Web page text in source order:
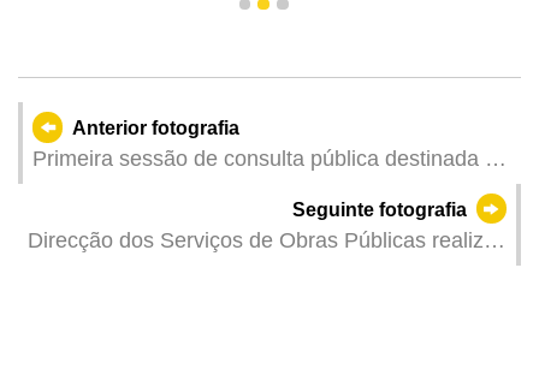
1 2 3
Anterior fotografia
Primeira sessão de consulta pública destinada ao
Desenvolvimento Socioeconómico da Região
Administrativa Especial de Macau (2026-2030).
Seguinte fotografia
Direcção dos Serviços de Obras Públicas realiza